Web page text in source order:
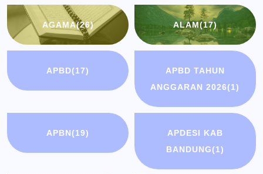
AGAMA(26) ALAM(17)
APBD(17)
APBD TAHUN
ANGGARAN 2026(1)
APBN(19)
APDESI KAB
BANDUNG(1)